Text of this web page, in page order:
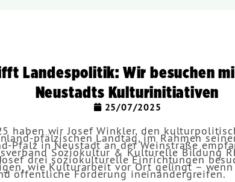
Landespolitik: Wir besuchen
Neustadts Kulturinitiativen
25/07/2025
haben wir Josef Winkler, den
pfälzischen Landtag, im Rahmen
Pfalz in Neustadt an der Weinstraße
Soziokultur & Kulturelle Bildung
drei soziokulturelle Einrichtungen
wie Kulturarbeit vor Ort gelingt – wenn
öffentliche Förderung ineinandergreifen.